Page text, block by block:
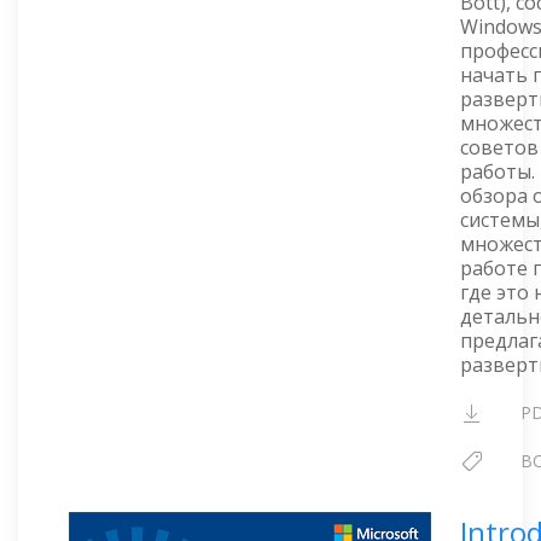
начать
работы.
обзора
работе
где это